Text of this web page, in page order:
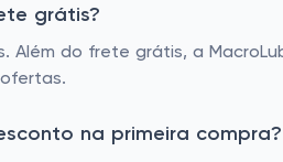
grátis?
Além do frete grátis, a
na primeira compra?